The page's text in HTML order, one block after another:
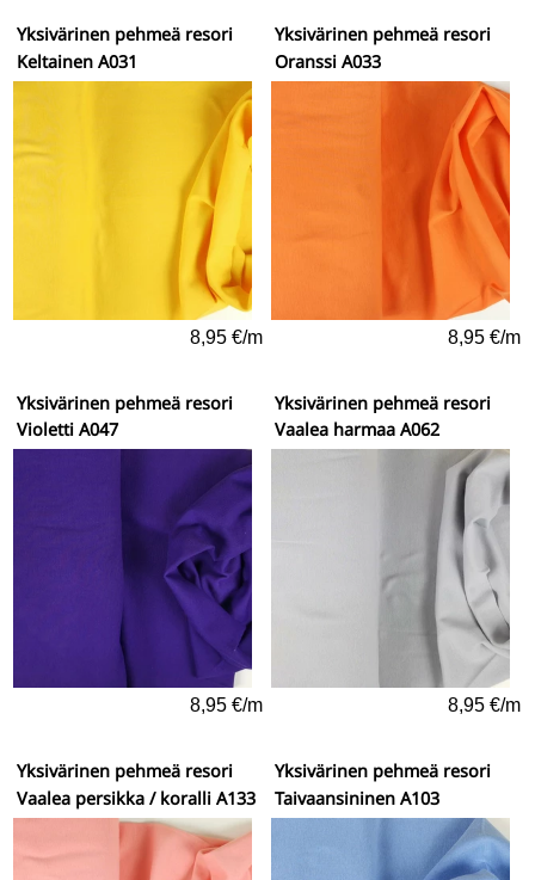
Yksivärinen pehmeä resori
Keltainen A031
8,95 €/m
Yksivärinen pehmeä resori
Oranssi A033
8,95 €/m
Yksivärinen pehmeä resori
Violetti A047
8,95 €/m
Yksivärinen pehmeä resori
Vaalea harmaa A062
8,95 €/m
Yksivärinen pehmeä resori
Vaalea persikka / koralli A133
Yksivärinen pehmeä resori
Taivaansininen A103